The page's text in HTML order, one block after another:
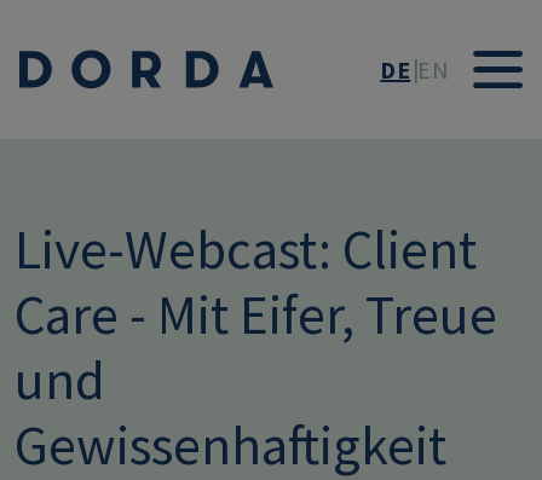
DE EN
Live-Webcast: Client
Care - Mit Eifer, Treue
und
Gewissenhaftigkeit